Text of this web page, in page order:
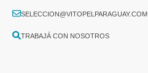
SELECCION@VITOPELPARAGUAY.COM
TRABAJÁ CON NOSOTROS